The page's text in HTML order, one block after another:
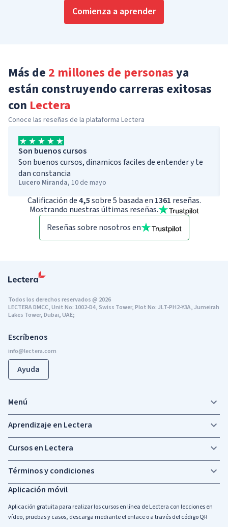
Comienza a aprender
Más de 2 millones de personasya
están construyendo carreras exitosas
con Lectera
Conoce las reseñas de la plataforma Lectera
Son buenos cursos
Son buenos cursos, dinamicos faciles de entender y te
dan constancia
Lucero Miranda, 10 de mayo
Calificación de4,5sobre 5 basada en 1361 reseñas.
Mostrando nuestras últimas reseñas.
Reseñas sobre nosotros en
Escríbenos
Ayuda
Aplicación móvil
Aplicación gratuita para realizar los cursos en línea de Lectera con lecciones en
vídeo, pruebas y casos, descarga mediante el enlace o a través del código QR
Todos los derechos reservados@ 2026
LECTERA DMCC, Unit No: 1002-D4, Swiss Tower, Plot No: JLT-PH2-Y3A, Jumeirah
Lakes Tower, Dubai, UAE;
Menú
Aprendizaje en Lectera
Cursos en Lectera
Términos y condiciones